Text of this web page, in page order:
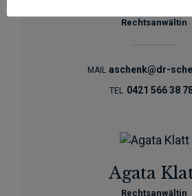
Rechtsanwältin
MAIL aschenk@dr-
TEL 0421 566 38
Agata
Rechtsanwältin